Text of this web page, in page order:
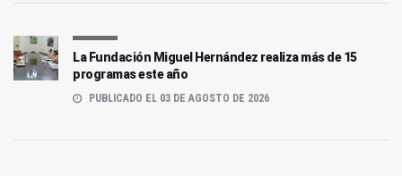
La Fundación Miguel Hernández realiza más de 15
programas este año
PUBLICADO EL 03 DE AGOSTO DE 2026